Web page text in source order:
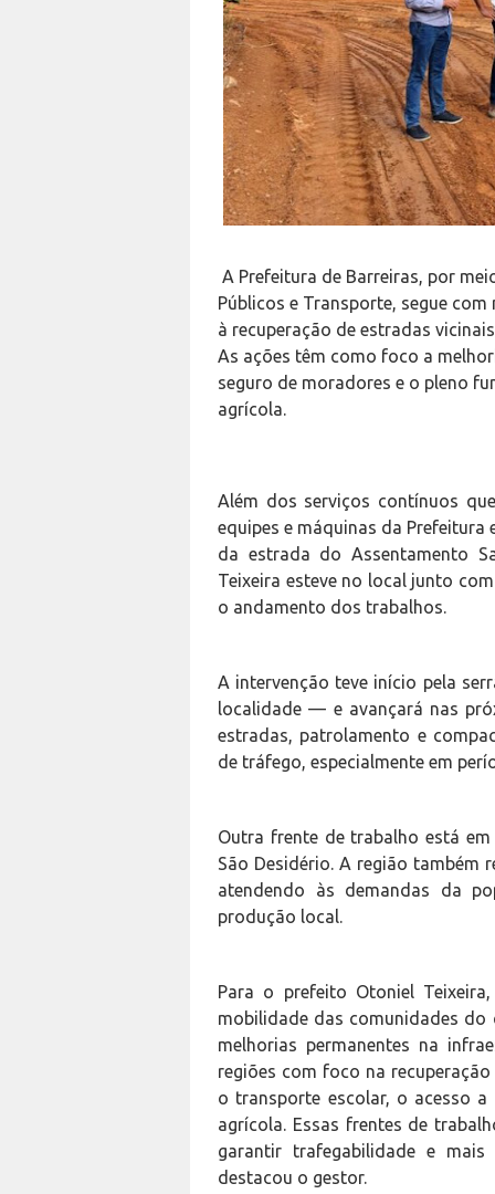
A Prefeitura de Barreiras, por
Públicos e Transporte, segue
à recuperação de estradas
As ações têm como foco a
seguro de moradores e o pleno
agrícola.
Além dos serviços contínuos
equipes e máquinas da Prefeitura
da estrada do Assentamento
Teixeira esteve no local junto
o andamento dos trabalhos.
A intervenção teve início pela
localidade — e avançará nas
estradas, patrolamento e
de tráfego, especialmente em
Outra frente de trabalho está
São Desidério. A região também
atendendo às demandas da
produção local.
Para o prefeito Otoniel
mobilidade das comunidades do
melhorias permanentes na
regiões com foco na
o transporte escolar, o acesso
agrícola. Essas frentes de
garantir trafegabilidade e
destacou o gestor.